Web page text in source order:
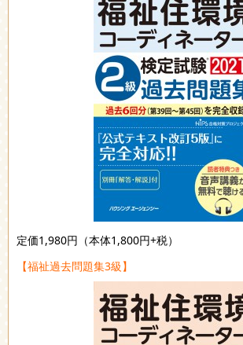
定価1,980円（本体1,800円+税）
【福祉過去問題集3級】